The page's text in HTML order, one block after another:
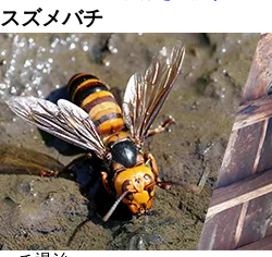
スズメバチ